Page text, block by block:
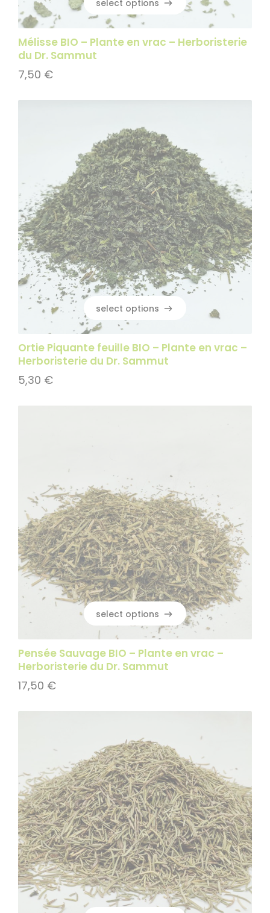
select options
select options
Mélisse BIO – Plante en vrac – Herboristerie
du Dr. Sammut
7,50 €
select options
select options
Ortie Piquante feuille BIO – Plante en vrac –
Herboristerie du Dr. Sammut
5,30 €
select options
select options
Pensée Sauvage BIO – Plante en vrac –
Herboristerie du Dr. Sammut
17,50 €